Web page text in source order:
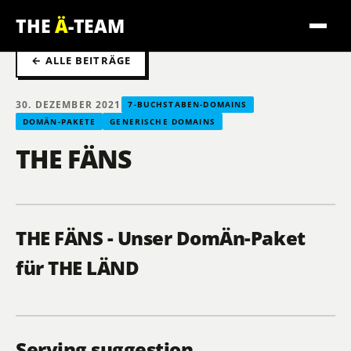
THEÄ-TEAM
← ALLE BEITRÄGE
30. DEZEMBER 2021
7-BUCHSTABEN-DOMAINS
DOMÄN-PAKETE
GENERISCHE DOMAINS
THE FÄNS
THE FÄNS - Unser DomÄn-Paket
für THE LÄND